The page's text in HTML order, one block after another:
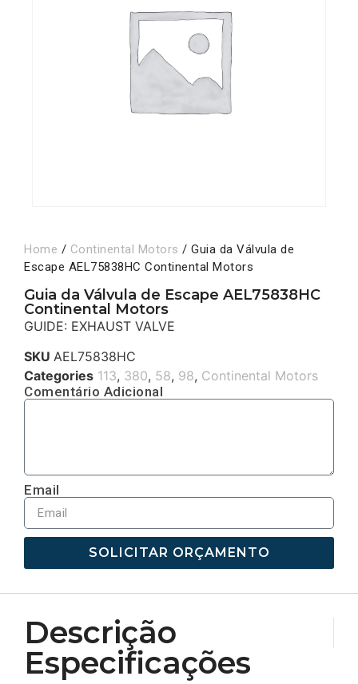
Home / Continental Motors / Guia da Válvula de
Escape AEL75838HC Continental Motors
Guia da Válvula de Escape AEL75838HC
Continental Motors
GUIDE: EXHAUST VALVE
SKU AEL75838HC
Categories 113, 380, 58, 98, Continental Motors
Comentário Adicional
Email
SOLICITAR ORÇAMENTO
Descrição
Especificações